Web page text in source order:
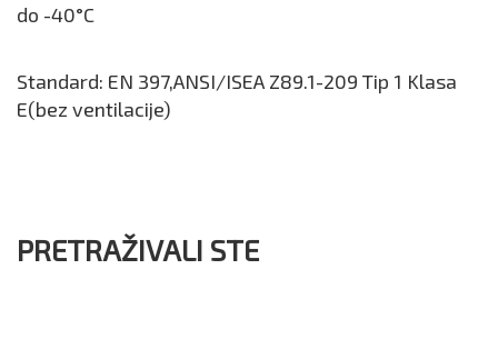
do -40°C
Standard: EN 397,ANSI/ISEA Z89.1-209 Tip 1 Klasa
E(bez ventilacije)
PRETRAŽIVALI STE